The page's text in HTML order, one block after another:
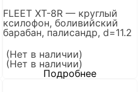
FLEET XT-8R — круглый
ксилофон, боливийский
барабан, палисандр, d=11.2
(Нет в наличии)
(Нет в наличии)
Подробнее